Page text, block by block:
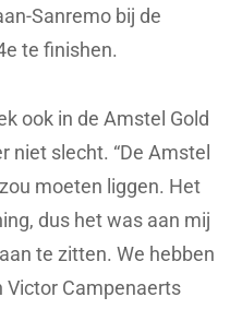
Sanremo bij de
te finishen.
ook in de Amstel Gold
niet slecht. “De Amstel
moeten liggen. Het
dus het was aan mij
te zitten. We hebben
Victor Campenaerts